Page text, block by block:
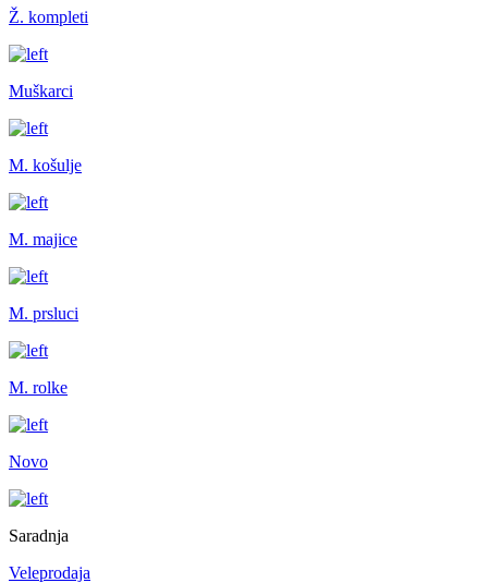
Ž. kompleti
Muškarci
M. košulje
M. majice
M. prsluci
M. rolke
Novo
Saradnja
Veleprodaja